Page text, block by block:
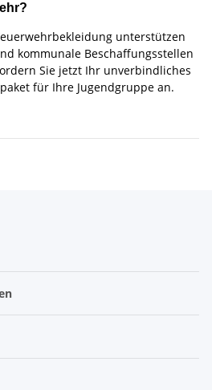
unterstützen
kommunale Beschaffungsstellen
Sie jetzt Ihr unverbindliches
für Ihre Jugendgruppe an.